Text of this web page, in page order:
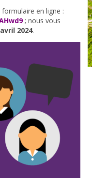
en ligne :
; nous vous
2024.